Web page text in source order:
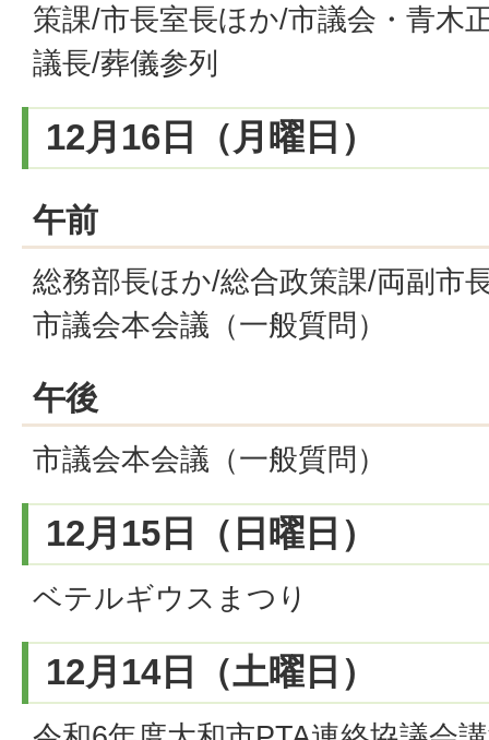
策課/市長室長ほか/市議会・青木
議長/葬儀参列
12月16日（月曜日）
午前
総務部長ほか/総合政策課/両副市
市議会本会議（一般質問）
午後
市議会本会議（一般質問）
12月15日（日曜日）
ベテルギウスまつり
12月14日（土曜日）